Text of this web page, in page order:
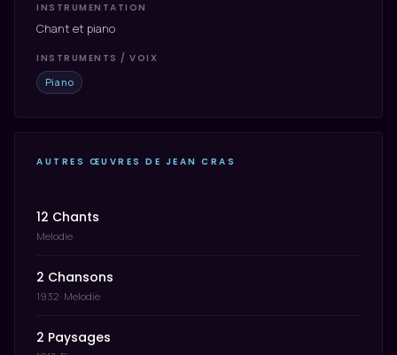
INSTRUMENTATION
Chant et piano
INSTRUMENTS / VOIX
Piano
AUTRES ŒUVRES DE JEAN CRAS
12 Chants
Melodie
2 Chansons
1932 · Melodie
2 Paysages